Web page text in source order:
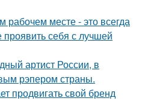
месте - это всегда
себя с лучшей
артист России, в
рэпером страны.
продвигать свой бренд